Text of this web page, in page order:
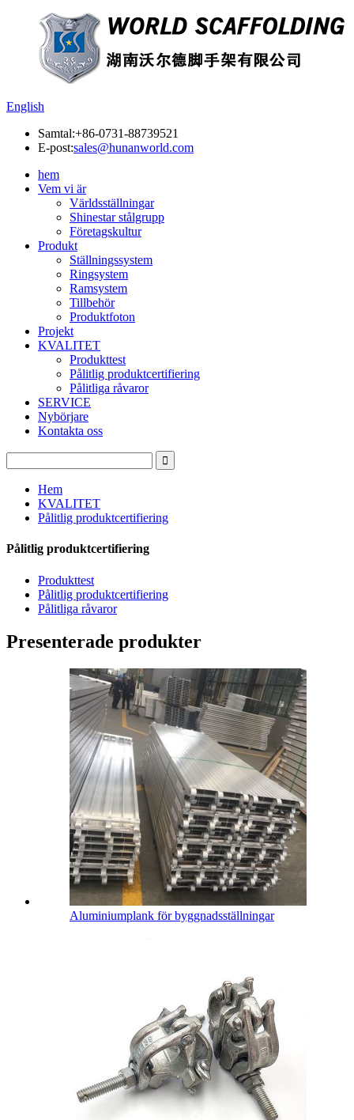
English
Samtal:+86-0731-88739521
E-post:sales@hunanworld.com
hem
Vem vi är
Världsställningar
Shinestar stålgrupp
Företagskultur
Produkt
Ställningssystem
Ringsystem
Ramsystem
Tillbehör
Produktfoton
Projekt
KVALITET
Produkttest
Pålitlig produktcertifiering
Pålitliga råvaror
SERVICE
Nybörjare
Kontakta oss
Hem
KVALITET
Pålitlig produktcertifiering
Pålitlig produktcertifiering
Produkttest
Pålitlig produktcertifiering
Pålitliga råvaror
Presenterade produkter
Aluminiumplank för byggnadsställningar